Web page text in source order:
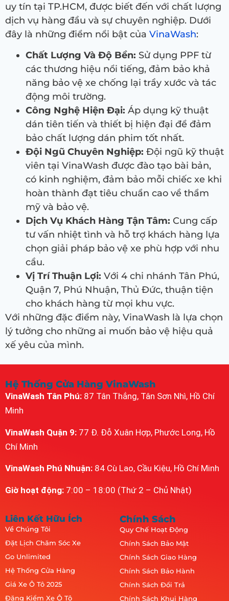
uy tín tại TP.HCM, được biết đến với chất lượng
dịch vụ hàng đầu và sự chuyên nghiệp. Dưới
đây là những điểm nổi bật của VinaWash:
Chất Lượng Và Độ Bền: Sử dụng PPF từ
các thương hiệu nổi tiếng, đảm bảo khả
năng bảo vệ xe chống lại trầy xước và tác
động môi trường.
Công Nghệ Hiện Đại: Áp dụng kỹ thuật
dán tiên tiến và thiết bị hiện đại để đảm
bảo chất lượng dán phim tốt nhất.
Đội Ngũ Chuyên Nghiệp: Đội ngũ kỹ thuật
viên tại VinaWash được đào tạo bài bản,
có kinh nghiệm, đảm bảo mỗi chiếc xe khi
hoàn thành đạt tiêu chuẩn cao về thẩm
mỹ và bảo vệ.
Dịch Vụ Khách Hàng Tận Tâm: Cung cấp
tư vấn nhiệt tình và hỗ trợ khách hàng lựa
chọn giải pháp bảo vệ xe phù hợp với nhu
cầu.
Vị Trí Thuận Lợi: Với 4 chi nhánh Tân Phú,
Quận 7, Phú Nhuận, Thủ Đức, thuận tiện
cho khách hàng từ mọi khu vực.
Với những đặc điểm này, VinaWash là lựa chọn
lý tưởng cho những ai muốn bảo vệ hiệu quả
xế yêu của mình.
Hệ Thống Cửa Hàng VinaWash
VinaWash Tân Phú: 87 Tân Thắng, Tân Sơn Nhì, Hồ Chí
Minh
VinaWash Quận 9: 77 Đ. Đỗ Xuân Hợp, Phước Long, Hồ
Chí Minh
VinaWash Phú Nhuận: 84 Cù Lao, Cầu Kiệu, Hồ Chí Minh
Giờ hoạt động: 7:00 – 18:00 (Thứ 2 – Chủ Nhật)
Liên Kết Hữu Ích
Về Chúng Tôi
Đặt Lịch Chăm Sóc Xe
Go Unlimited
Hệ Thống Cửa Hàng
Giá Xe Ô Tô 2025
Đăng Kiểm Xe Ô Tô
Chính Sách
Quy Chế Hoạt Động
Chính Sách Bảo Mật
Chính Sách Giao Hàng
Chính Sách Bảo Hành
Chính Sách Đổi Trả
Chính Sách Khui Hàng